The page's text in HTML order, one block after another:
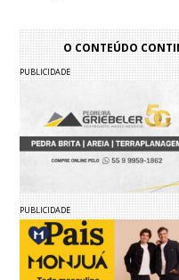
O CONTEÚDO
PUBLICIDADE
PUBLICIDADE